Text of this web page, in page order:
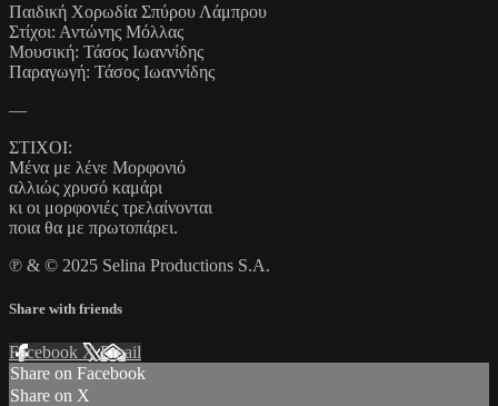
Παιδική Χορωδία Σπύρου Λάμπρου
Στίχοι: Αντώνης Μόλλας
Μουσική: Τάσος Ιωαννίδης
Παραγωγή: Τάσος Ιωαννίδης
—
ΣΤΙΧΟΙ:
Μένα με λένε Μορφονιό
αλλιώς χρυσό καμάρι
κι οι μορφονιές τρελαίνονται
ποια θα με πρωτοπάρει.
℗ & © 2025 Selina Productions S.A.
Share with friends
Facebook XEmail
Share on Facebook
Share on X